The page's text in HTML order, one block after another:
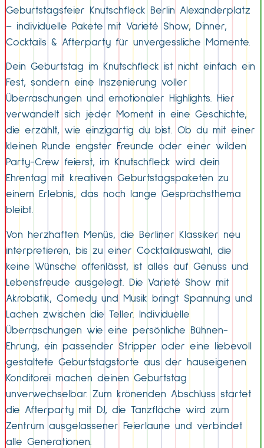
Geburtstagsfeier Knutschfleck Berlin Alexanderplatz
– individuelle Pakete mit Varieté Show, Dinner,
Cocktails & Afterparty für unvergessliche Momente.
Dein Geburtstag im Knutschfleck ist nicht einfach ein
Fest, sondern eine Inszenierung voller
Überraschungen und emotionaler Highlights. Hier
verwandelt sich jeder Moment in eine Geschichte,
die erzählt, wie einzigartig du bist. Ob du mit einer
kleinen Runde engster Freunde oder einer wilden
Party-Crew feierst, im Knutschfleck wird dein
Ehrentag mit kreativen Geburtstagspaketen zu
einem Erlebnis, das noch lange Gesprächsthema
bleibt.
Von herzhaften Menüs, die Berliner Klassiker neu
interpretieren, bis zu einer Cocktailauswahl, die
keine Wünsche offenlässt, ist alles auf Genuss und
Lebensfreude ausgelegt. Die Varieté Show mit
Akrobatik, Comedy und Musik bringt Spannung und
Lachen zwischen die Teller. Individuelle
Überraschungen wie eine persönliche Bühnen-
Ehrung, ein passender Stripper oder eine liebevoll
gestaltete Geburtstagstorte aus der hauseigenen
Konditorei machen deinen Geburtstag
unverwechselbar. Zum krönenden Abschluss startet
die Afterparty mit DJ, die Tanzfläche wird zum
Zentrum ausgelassener Feierlaune und verbindet
alle Generationen.